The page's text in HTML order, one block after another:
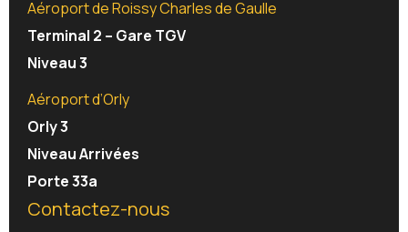
Aéroport de Roissy Charles de Gaulle
Terminal 2 – Gare TGV
Niveau 3
Aéroport d’Orly
Orly 3
Niveau Arrivées
Porte 33a
Contactez-nous